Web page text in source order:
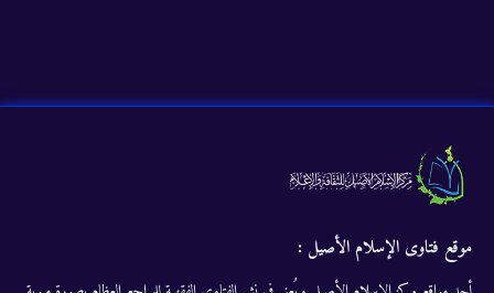
موقع فتاوى الإسلام الأصيل :